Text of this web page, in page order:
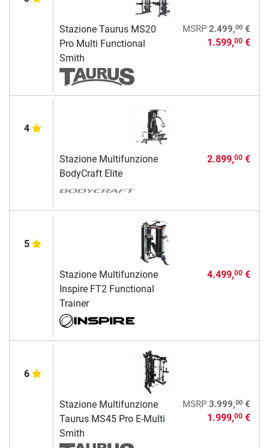
Stazione Taurus MS20
Pro Multi Functional
Smith
MSRP 2.499,00€
1.599,00€
4
Stazione Multifunzione
BodyCraft Elite
2.899,00€
5
Stazione Multifunzione
Inspire FT2 Functional
Trainer
4.499,00€
6
Stazione Multifunzione
Taurus MS45 Pro E-Multi
Smith
MSRP 3.999,00€
1.999,00€